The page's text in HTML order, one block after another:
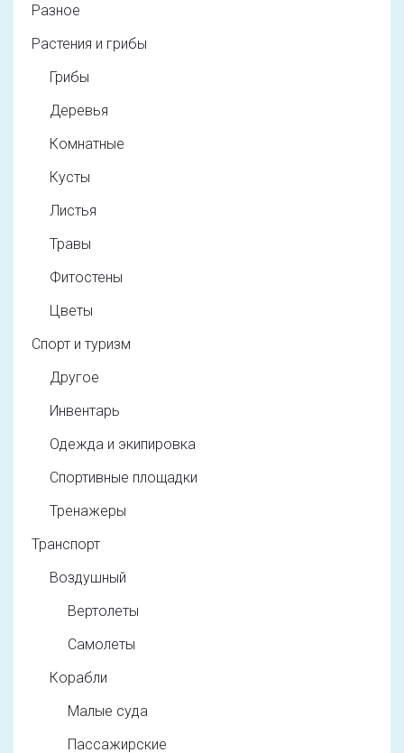
Разное
Растения и грибы
Грибы
Деревья
Комнатные
Кусты
Листья
Травы
Фитостены
Цветы
Спорт и туризм
Другое
Инвентарь
Одежда и экипировка
Спортивные площадки
Тренажеры
Транспорт
Воздушный
Вертолеты
Самолеты
Корабли
Малые суда
Пассажирские